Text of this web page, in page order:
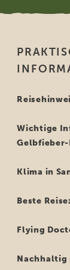
Wichtige
Klima in
Beste
Flying
Nachhaltig